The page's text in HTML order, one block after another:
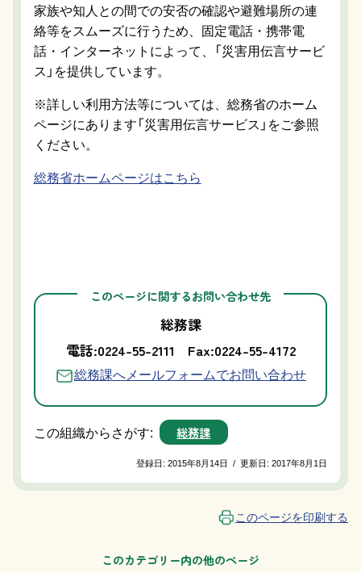
家族や知人との間での安否の確認や避難場所の連
絡等をスムーズに行うため、固定電話・携帯電
話・インターネットによって、「災害用伝言サービ
ス」を提供しています。
※詳しい利用方法等については、総務省のホーム
ページにあります「災害用伝言サービス」をご参照
ください。
総務省ホームページはこちら
このページに関するお問い合わせ先
総務課
電話:0224-55-2111
Fax:0224-55-4172
総務課へメールフォームでお問い合わせ
この組織からさがす: 総務課
登録日:2015年8月14日 / 更新日:2017年8月1日
このページを印刷する
このカテゴリー内の他のページ